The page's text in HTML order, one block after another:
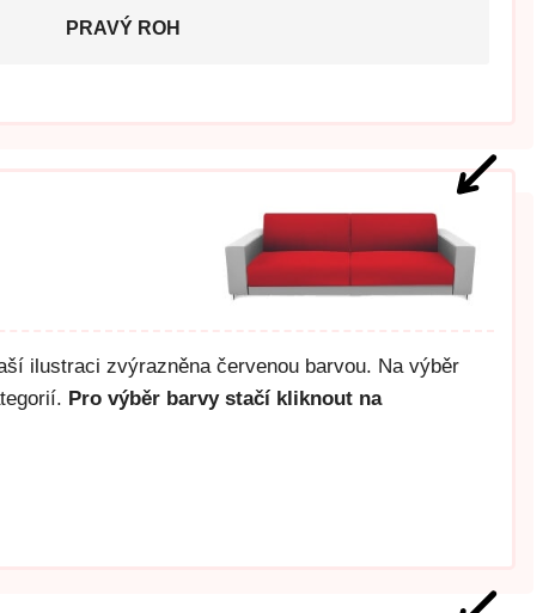
PRAVÝ ROH
ilustraci zvýrazněna červenou barvou. Na výběr
Pro výběr barvy stačí kliknout na